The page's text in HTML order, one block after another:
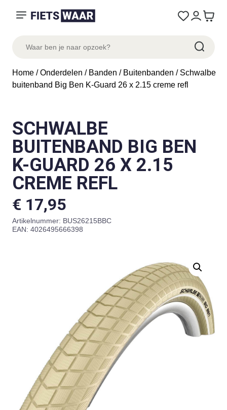
Home /Onderdelen / Banden / Buitenbanden / Schwalbe
buitenband Big Ben K-Guard 26 x 2.15 creme refl
SCHWALBE
BUITENBAND BIG BEN
K-GUARD 26 X 2.15
CREME REFL
€ 17,95
Artikelnummer: BUS26215BBC
EAN: 4026495666398